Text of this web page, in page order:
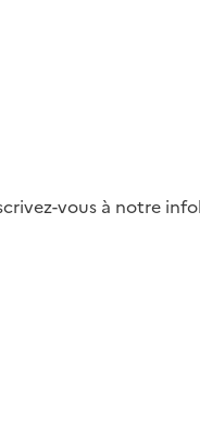
vous à notre